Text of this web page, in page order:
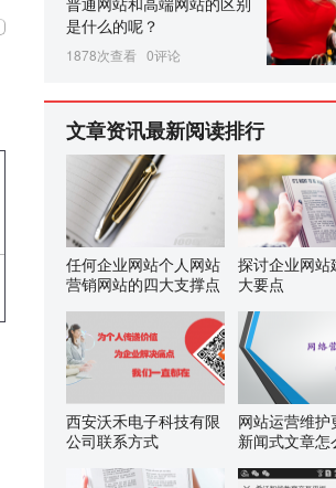
是什么的呢？
1878次查看 0评论
文章资讯最新阅读排行
任何企业网站个人网站
营销网站的四大支撑点
探讨企业网站
大要点
西安沃禾电子科技有限
公司联系方式
网站运营维护
新闻式文章怎